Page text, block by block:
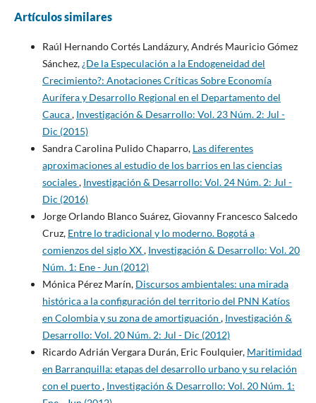
Artículos similares
Raúl Hernando Cortés Landázury, Andrés Mauricio Gómez
Sánchez,¿De la Especulación a la Endogeneidad del
Crecimiento?: Anotaciones Críticas Sobre Economía
Aurífera y Desarrollo Regional en el Departamento del
Cauca, Investigación & Desarrollo: Vol. 23 Núm. 2: Jul -
Dic (2015)
Sandra Carolina Pulido Chaparro, Las diferentes
aproximaciones al estudio de los barrios en las ciencias
sociales, Investigación & Desarrollo: Vol. 24 Núm. 2: Jul -
Dic (2016)
Jorge Orlando Blanco Suárez, Giovanny Francesco Salcedo
Cruz, Entre lo tradicional y lo moderno. Bogotá a
comienzos del siglo XX, Investigación & Desarrollo: Vol. 20
Núm. 1: Ene - Jun (2012)
Mónica Pérez Marín, Discursos ambientales: una mirada
histórica a la configuración del territorio del PNN Katíos
en Colombia y su zona de amortiguación , Investigación &
Desarrollo: Vol. 20 Núm. 2: Jul - Dic (2012)
Ricardo Adrián Vergara Durán, Eric Foulquier, Maritimidad
en Barranquilla: etapas del desarrollo urbano y su relación
con el puerto, Investigación & Desarrollo: Vol. 20 Núm. 1: